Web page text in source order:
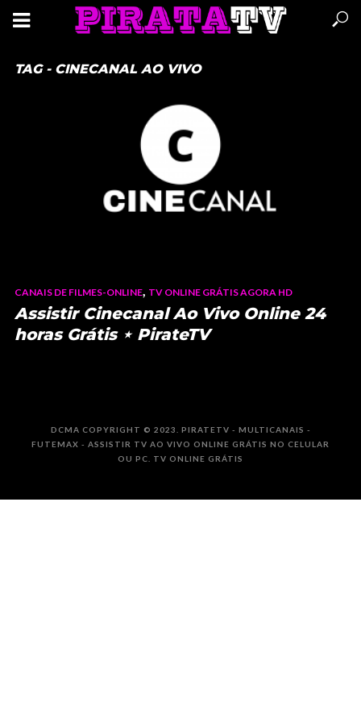
TAG - CINECANAL AO VIVO
CANAIS DE FILMES-ONLINE, TV ONLINE GRÁTIS AGORA HD
Assistir Cinecanal Ao Vivo Online 24
horas Grátis ⋆ PirateTV
DCMA COPYRIGHT © 2023. PIRATETV - MULTICANAIS -
FUTEMAX - ASSISTIR TV AO VIVO ONLINE GRÁTIS NO CELULAR
OU PC. TV ONLINE GRÁTIS